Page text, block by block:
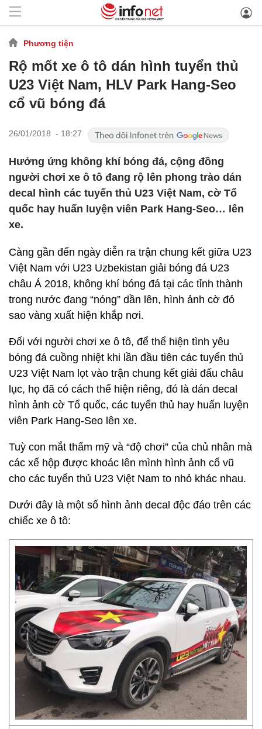
Phương tiện
Rộ mốt xe ô tô dán hình tuyển thủ
U23 Việt Nam, HLV Park Hang-Seo
cổ vũ bóng đá
26/01/2018 - 18:27
Hưởng ứng không khí bóng đá, cộng đồng
người chơi xe ô tô đang rộ lên phong trào dán
decal hình các tuyển thủ U23 Việt Nam, cờ Tổ
quốc hay huấn luyện viên Park Hang-Seo… lên
xe.
Càng gần đến ngày diễn ra trận chung kết giữa U23
Việt Nam với U23 Uzbekistan giải bóng đá U23
châu Á 2018, không khí bóng đá tại các tỉnh thành
trong nước đang “nóng” dần lên, hình ảnh cờ đỏ
sao vàng xuất hiện khắp nơi.
Đối với người chơi xe ô tô, để thể hiện tình yêu
bóng đá cuồng nhiệt khi lần đầu tiên các tuyển thủ
U23 Việt Nam lọt vào trận chung kết giải đấu châu
lục, họ đã có cách thể hiện riêng, đó là dán decal
hình ảnh cờ Tổ quốc, các tuyển thủ hay huấn luyện
viên Park Hang-Seo lên xe.
Tuỳ con mắt thẩm mỹ và “độ chơi” của chủ nhân mà
các xế hộp được khoác lên mình hình ảnh cổ vũ
cho các tuyển thủ U23 Việt Nam to nhỏ khác nhau.
Dưới đây là một số hình ảnh decal độc đáo trên các
chiếc xe ô tô: